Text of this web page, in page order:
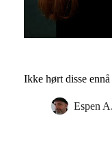
Ikke hørt disse
Espen